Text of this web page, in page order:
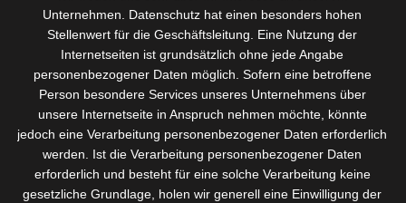
und Kommentare
Agil in die Digitale Transformation mit der
richtigen Weichenstellung von Peopleware
Wendelgass
Unternehmen. Datenschutz hat einen besonders hohen
Stellenwert für die Geschäftsleitung. Eine Nutzung der
Internetseiten ist grundsätzlich ohne jede Angabe
personenbezogener Daten möglich. Sofern eine betroffene
Person besondere Services unseres Unternehmens über
unsere Internetseite in Anspruch nehmen möchte, könnte
jedoch eine Verarbeitung personenbezogener Daten erforderlich
werden. Ist die Verarbeitung personenbezogener Daten
erforderlich und besteht für eine solche Verarbeitung keine
gesetzliche Grundlage, holen wir generell eine Einwilligung der